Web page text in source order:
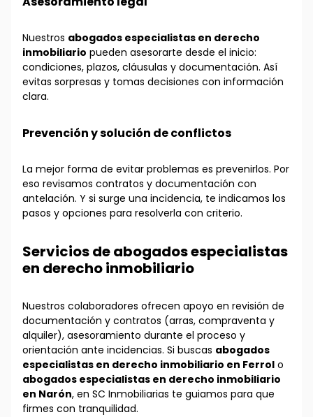
Nuestros abogados especialistas en derecho
inmobiliario pueden asesorarte desde el inicio:
condiciones, plazos, cláusulas y documentación. Así
evitas sorpresas y tomas decisiones con información
clara.
Prevención y solución de conflictos
La mejor forma de evitar problemas es prevenirlos. Por
eso revisamos contratos y documentación con
antelación. Y si surge una incidencia, te indicamos los
pasos y opciones para resolverla con criterio.
Servicios de abogados especialistas
en derecho inmobiliario
Nuestros colaboradores ofrecen apoyo en revisión de
documentación y contratos (arras, compraventa y
alquiler), asesoramiento durante el proceso y
orientación ante incidencias. Si buscas abogados
especialistas en derecho inmobiliario en Ferrol o
abogados especialistas en derecho inmobiliario
en Narón, en SC Inmobiliarias te guiamos para que
firmes con tranquilidad.